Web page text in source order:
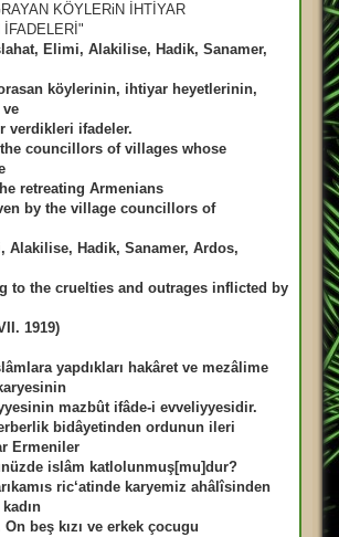
KÖYLERiN İHTİYAR
İFADELERİ"
Elimi, Alakilise, Hadik, Sanamer,
köylerinin, ihtiyar heyetlerinin,
ve
verdikleri ifadeler.
councillors of villages whose
retreating Armenians
by the village councillors of
Alakilise, Hadik, Sanamer, Ardos,
to the cruelties and outrages inflicted by
1919)
yapdıkları hakâret ve mezâlime
mazbût ifâde-i evveliyyesidir.
bidâyetinden ordunun ileri
Ermeniler
islâm katlolunmuş[mu]dur?
ric‘atinde karyemiz ahâlîsinden
beş kızı ve erkek çocugu